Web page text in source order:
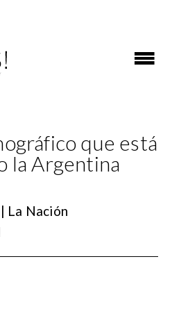
que está
la Argentina
La Nación